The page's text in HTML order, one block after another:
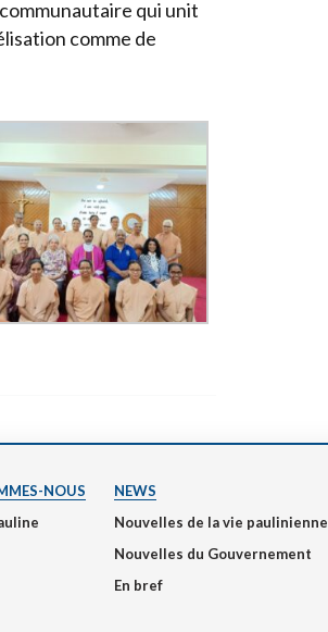
qui unit
comme de
NOUS
NEWS
Nouvelles de la vie paulinienne
Nouvelles du Gouvernement
En bref